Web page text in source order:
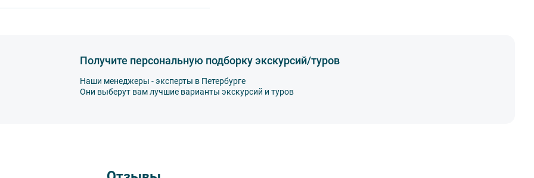
воды,
Получите персональную подборку экскурсий/туров
Наши менеджеры - эксперты в Петербурге
Они выберут вам лучшие варианты экскурсий и туров